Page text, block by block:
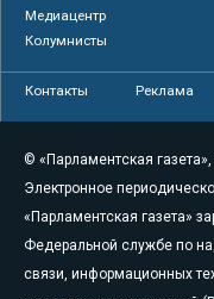
Медиацентр
Колумнисты
Контакты Реклама
© «Парламентская газета»,
Электронное
«Парламентская газета»
Федеральной службе по
связи, информационных